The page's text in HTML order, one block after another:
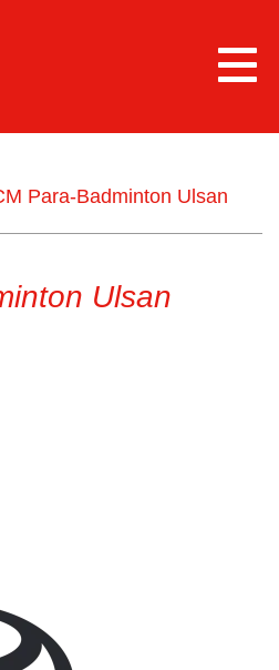
Para-Badminton Ulsan
Ulsan